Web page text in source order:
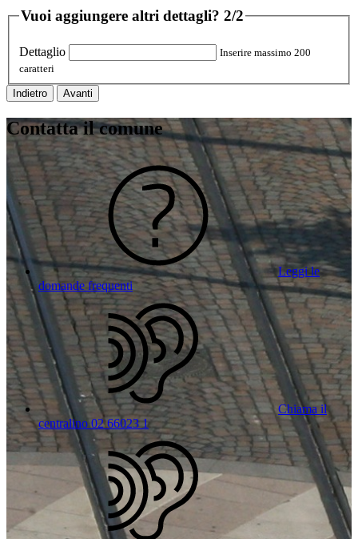
Vuoi aggiungere altri dettagli? 2/2
Dettaglio
Inserire massimo 200
caratteri
Indietro Avanti
Contatta il comune
Leggi le
domande frequenti
Chiama il
centralino 02 66023 1